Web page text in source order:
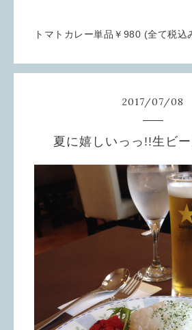
トマトカレー単品￥980 (全て税込
2017/07/08
夏に嬉しいっっ!!生ビ